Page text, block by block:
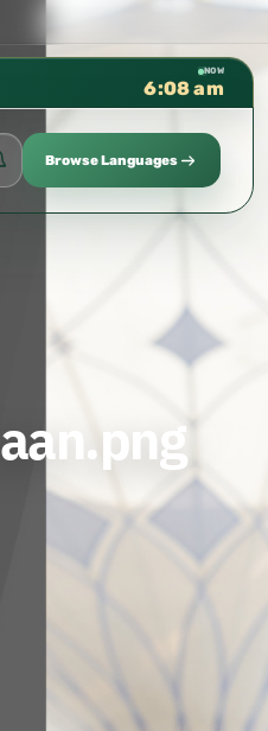
NOW
6:08 am
Browse Languages